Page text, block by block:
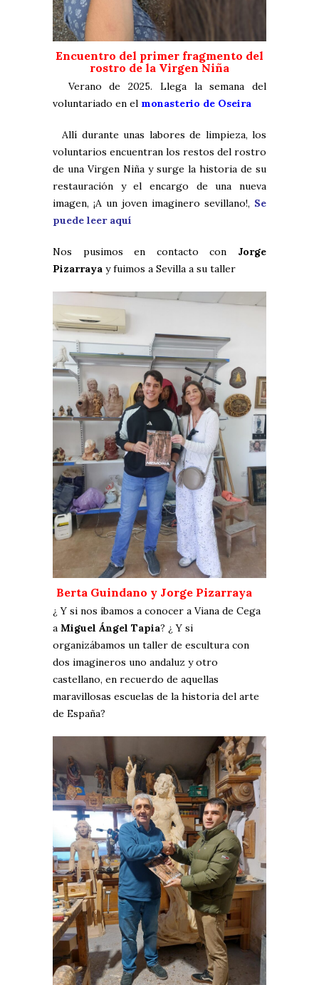
Encuentro del primer fragmento del
rostro de la Virgen Niña
Verano de 2025. Llega la semana del
voluntariado en el monasterio de Oseira
Allí durante unas labores de limpieza, los
voluntarios encuentran los restos del rostro
de una Virgen Niña y surge la historia de su
restauración y el encargo de una nueva
imagen, ¡A un joven imaginero sevillano!, Se
puede leer aquí
Nos pusimos en contacto con Jorge
Pizarraya y fuimos a Sevilla a su taller
Berta Guindano y Jorge Pizarraya
¿ Y si nos íbamos a conocer a Viana de Cega
a Miguel Ángel Tapia? ¿ Y si
organizábamos un taller de escultura con
dos imagineros uno andaluz y otro
castellano, en recuerdo de aquellas
maravillosas escuelas de la historia del arte
de España?